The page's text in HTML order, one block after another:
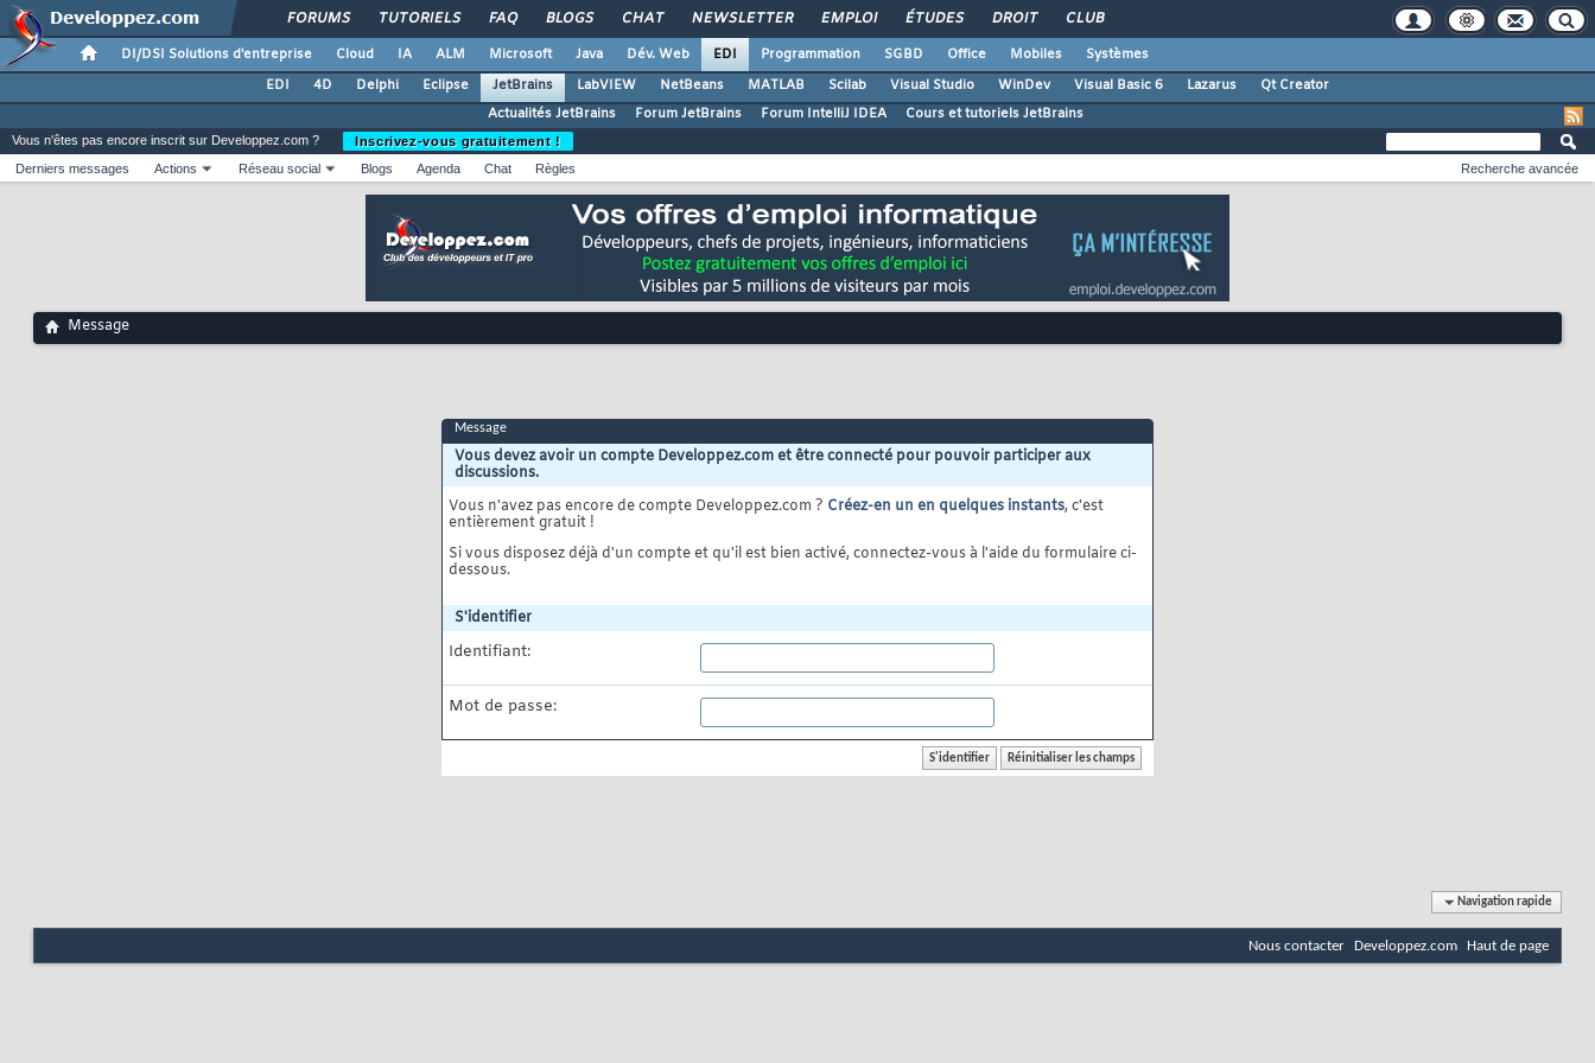
FORUMS TUTORIELS FAQ BLOGS CHAT NEWSLETTER EMPLOI ÉTUDES DROIT CLUB
DI/DSI Solutions d'entreprise Cloud IA ALM Microsoft Java Dév. Web EDI Programmation SGBD Office Mobiles
Systèmes
EDI
4D Delphi Eclipse JetBrains LabVIEW NetBeans MATLAB Scilab Visual Studio WinDev Visual Basic 6 Lazarus
Qt Creator
Actualités JetBrains
Forum JetBrains Forum IntelliJ IDEA Cours et tutoriels JetBrains
Vous n'êtes pas encore inscrit sur Developpez.com ?
Inscrivez-vous gratuitement !
Derniers messages
Actions Réseau social Blogs Agenda Chat Règles Recherche avancée
Message
Message
Vous devez avoir un compte Developpez.com et être connecté pour pouvoir participer aux
discussions.
Vous n'avez pas encore de compte Developpez.com ? Créez-en un en quelques instants, c'est
entièrement gratuit !
Si vous disposez déjà d'un compte et qu'il est bien activé, connectez-vous à l'aide du formulaire ci-
dessous.
S'identifier
Identifiant:
Mot de passe:
Navigation rapide
Nous contacter Developpez.com Haut de page